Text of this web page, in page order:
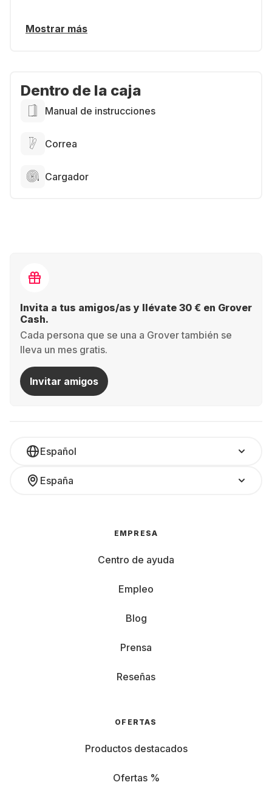
Mostrar más
Dentro de la caja
Manual de instrucciones
Correa
Cargador
Invita a tus amigos/as y llévate 30 € en Grover
Cash.
Cada persona que se una a Grover también se
lleva un mes gratis.
Invitar amigos
Español
España
EMPRESA
Centro de ayuda
Empleo
Blog
Prensa
Reseñas
OFERTAS
Productos destacados
Ofertas %